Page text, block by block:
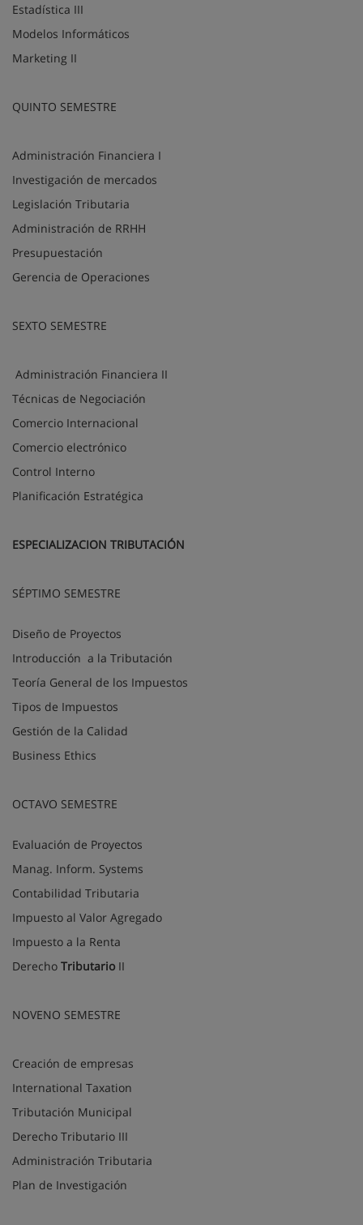
Estadística III
Modelos Informáticos
Marketing II
QUINTO SEMESTRE
Administración Financiera I
Investigación de mercados
Legislación Tributaria
Administración de RRHH
Presupuestación
Gerencia de Operaciones
SEXTO SEMESTRE
Administración Financiera II
Técnicas de Negociación
Comercio Internacional
Comercio electrónico
Control Interno
Planificación Estratégica
ESPECIALIZACION TRIBUTACIÓN
SÉPTIMO SEMESTRE
Diseño de Proyectos
Introducción a la Tributación
Teoría General de los Impuestos
Tipos de Impuestos
Gestión de la Calidad
Business Ethics
OCTAVO SEMESTRE
Evaluación de Proyectos
Manag. Inform. Systems
Contabilidad Tributaria
Impuesto al Valor Agregado
Impuesto a la Renta
Derecho Tributario II
NOVENO SEMESTRE
Creación de empresas
International Taxation
Tributación Municipal
Derecho Tributario III
Administración Tributaria
Plan de Investigación